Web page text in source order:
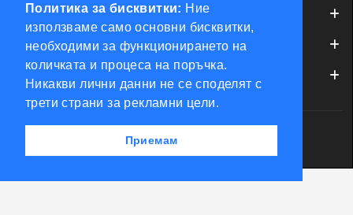
Политика за бисквитки: Ние
използваме само основни бисквитки,
необходими за функционирането на
количката и процеса на поръчка.
Никакви лични данни не се споделят с
трети страни за рекламни цели.
Приемам
ИНФОРМАЦИЯ
ОБСЛУЖВАНЕ НА КЛИЕНТИ
МОЯТ ПРОФИЛ
КЛЮЧАРСКИ СКЛАД КЛЮЧКО © 2026